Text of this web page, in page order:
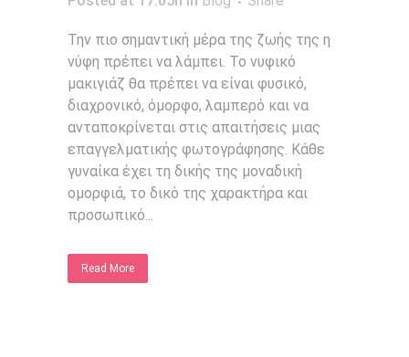
Την πιο σημαντική μέρα της ζωής της η
νύφη πρέπει να λάμπει. Το νυφικό
μακιγιάζ θα πρέπει να είναι φυσικό,
διαχρονικό, όμορφο, λαμπερό και να
ανταποκρίνεται στις απαιτήσεις μιας
επαγγελματικής φωτογράφησης. Κάθε
γυναίκα έχει τη δικής της μοναδική
ομορφιά, το δικό της χαρακτήρα και
προσωπικό...
Read More